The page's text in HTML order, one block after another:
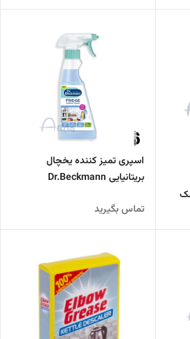
اسپری تمیز کننده یخچال
بریتانیایی Dr.Beckmann
تماس بگیرید